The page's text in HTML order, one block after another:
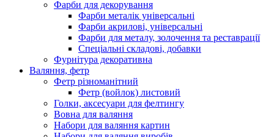
Фарби для декорування
Фарби металік універсальні
Фарби акрилові, універсальні
Фарби для металу, золочення та реставрації
Спеціальні складові, добавки
Фурнітура декоративна
Валяння, фетр
Фетр різноманітний
Фетр (войлок) листовий
Голки, аксесуари для фелтингу
Вовна для валяння
Набори для валяння картин